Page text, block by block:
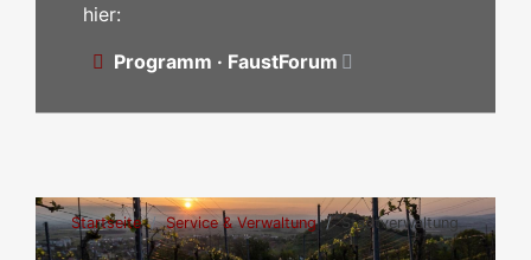
hier:
Programm · FaustForum
Startseite Service & Verwaltung Stadtverwaltung